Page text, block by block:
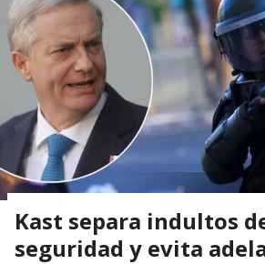
Kast separa indultos
seguridad y evita